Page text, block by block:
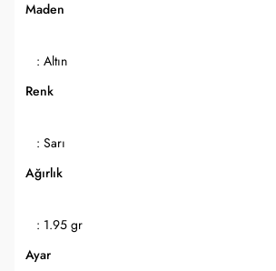
Maden
: Altın
Renk
: Sarı
Ağırlık
: 1.95 gr
Ayar